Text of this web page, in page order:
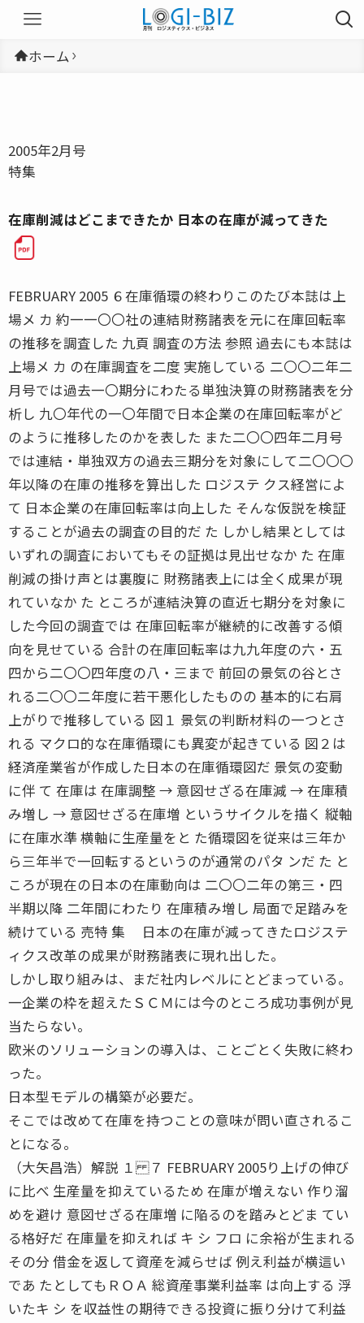
ホーム
2005年2月号
特集
在庫削減はどこまできたか 日本の在庫が減ってきた
FEBRUARY 2005 ６在庫循環の終わりこのたび本誌は上
場メ カ 約一一〇〇社の連結財務諸表を元に在庫回転率
の推移を調査した 九頁 調査の方法 参照 過去にも本誌は
上場メ カ の在庫調査を二度 実施している 二〇〇二年二
月号では過去一〇期分にわたる単独決算の財務諸表を分
析し 九〇年代の一〇年間で日本企業の在庫回転率がど
のように推移したのかを表した また二〇〇四年二月号
では連結・単独双方の過去三期分を対象にして二〇〇〇
年以降の在庫の推移を算出した ロジステ クス経営によ
て 日本企業の在庫回転率は向上した そんな仮説を検証
することが過去の調査の目的だ た しかし結果としては
いずれの調査においてもその証拠は見出せなか た 在庫
削減の掛け声とは裏腹に 財務諸表上には全く成果が現
れていなか た ところが連結決算の直近七期分を対象に
した今回の調査では 在庫回転率が継続的に改善する傾
向を見せている 合計の在庫回転率は九九年度の六・五
四から二〇〇四年度の八・三まで 前回の景気の谷とさ
れる二〇〇二年度に若干悪化したものの 基本的に右肩
上がりで推移している 図１ 景気の判断材料の一つとさ
れる マクロ的な在庫循環にも異変が起きている 図２は
経済産業省が作成した日本の在庫循環図だ 景気の変動
に伴 て 在庫は 在庫調整 → 意図せざる在庫減 → 在庫積
み増し → 意図せざる在庫増 というサイクルを描く 縦軸
に在庫水準 横軸に生産量をと た循環図を従来は三年か
ら三年半で一回転するというのが通常のパタ ンだ た と
ころが現在の日本の在庫動向は 二〇〇二年の第三・四
半期以降 二年間にわたり 在庫積み増し 局面で足踏みを
続けている 売特 集 日本の在庫が減ってきたロジステ
ィクス改革の成果が財務諸表に現れ出した。
しかし取り組みは、まだ社内レベルにとどまっている。
一企業の枠を超えたＳＣＭには今のところ成功事例が見
当たらない。
欧米のソリューションの導入は、ことごとく失敗に終わ
った。
日本型モデルの構築が必要だ。
そこでは改めて在庫を持つことの意味が問い直されるこ
とになる。
（大矢昌浩）解説 １ ７ FEBRUARY 2005り上げの伸び
に比べ 生産量を抑えているため 在庫が増えない 作り溜
めを避け 意図せざる在庫増 に陥るのを踏みとどま てい
る格好だ 在庫量を抑えれば キ シ フロ に余裕が生まれる
その分 借金を返して資産を減らせば 例え利益が横這い
であ たとしてもＲＯＡ 総資産事業利益率 は向上する 浮
いたキ シ を収益性の期待できる投資に振り分けて利益